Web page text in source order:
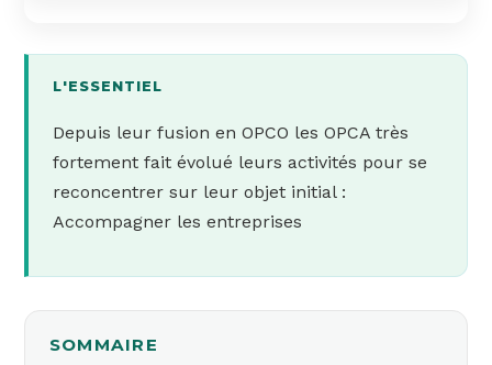
L'ESSENTIEL
Depuis leur fusion en OPCO les OPCA très
fortement fait évolué leurs activités pour se
reconcentrer sur leur objet initial :
Accompagner les entreprises
SOMMAIRE